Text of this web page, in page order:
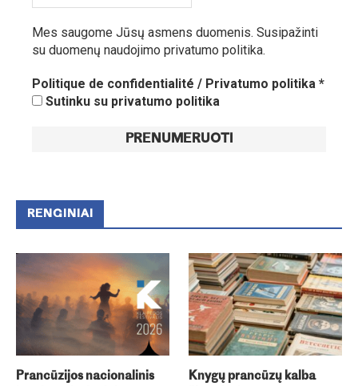
Mes saugome Jūsų asmens duomenis. Susipažinti
su duomenų naudojimo privatumo politika.
Politique de confidentialité / Privatumo politika *
Sutinku su privatumo politika
RENGINIAI
Prancūzijos nacionalinis
Knygų prancūzų kalba